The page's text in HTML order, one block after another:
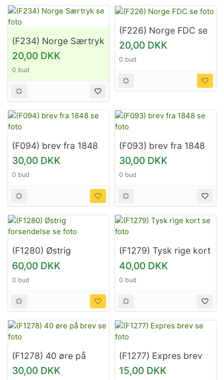
(F234) Norge Særtryk
se foto
20,00 DKK
0 bud
(F226) Norge FDC se
foto
20,00 DKK
0 bud
(F094) brev fra 1848
se foto
30,00 DKK
0 bud
(F093) brev fra 1848
se foto
30,00 DKK
0 bud
(F1280) Østrig
forsendelse se foto
60,00 DKK
0 bud
(F1279) Tysk rige kort
se foto
40,00 DKK
0 bud
(F1278) 40 øre på
brev se foto
30,00 DKK
(F1277) Expres brev
se foto
15,00 DKK